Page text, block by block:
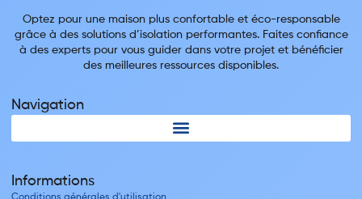
Optez pour une maison plus confortable et éco-responsable
grâce à des solutions d’isolation performantes. Faites confiance
à des experts pour vous guider dans votre projet et bénéficier
des meilleures ressources disponibles.
Navigation
Informations